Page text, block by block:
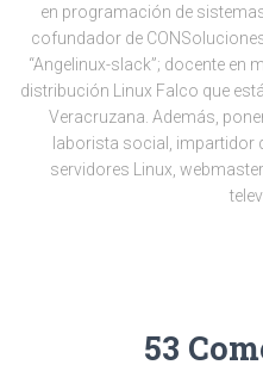
en programación de
cofundador de
“Angelinux-slack”; docente en
distribución Linux Falco que
Veracruzana. Además,
laborista social,
servidores Linux,
53